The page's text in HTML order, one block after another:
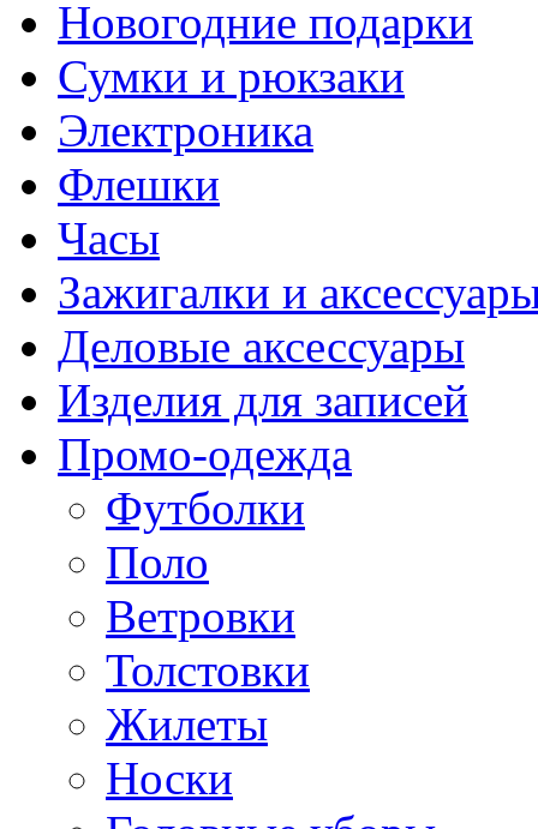
Новогодние подарки
Сумки и рюкзаки
Электроника
Флешки
Часы
Зажигалки и
Деловые аксессуары
Изделия для записей
Промо-одежда
Футболки
Поло
Ветровки
Толстовки
Жилеты
Носки